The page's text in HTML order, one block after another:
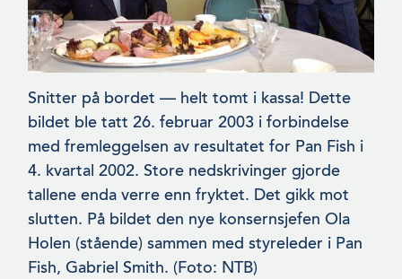
Snitter på bordet — helt tomt i kassa! Dette
bildet ble tatt 26. februar 2003 i forbindelse
med fremleggelsen av resultatet for Pan Fish i
4. kvartal 2002. Store nedskrivinger gjorde
tallene enda verre enn fryktet. Det gikk mot
slutten. På bildet den nye konsernsjefen Ola
Holen (stående) sammen med styreleder i Pan
Fish, Gabriel Smith. (Foto: NTB)